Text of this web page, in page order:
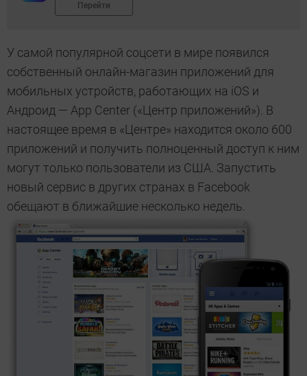
Перейти
У самой популярной соцсети в мире появился
собственный онлайн-магазин приложений для
мобильных устройств, работающих на iOS и
Андроид — App Center («Центр приложений»). В
настоящее время в «Центре» находится около 600
приложений и получить полноценный доступ к ним
могут только пользователи из США. Запустить
новый сервис в других странах в Facebook
обещают в ближайшие несколько недель.